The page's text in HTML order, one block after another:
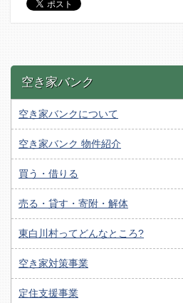
空き家バンク
空き家バンクについて
空き家バンク 物件紹介
買う・借りる
売る・貸す・寄附・解体
東白川村ってどんなところ?
空き家対策事業
定住支援事業